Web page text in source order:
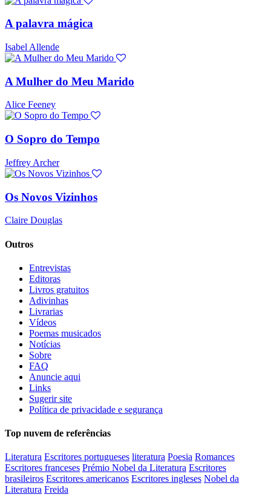
A palavra mágica
Isabel Allende
A Mulher do Meu Marido
Alice Feeney
O Sopro do Tempo
Jeffrey Archer
Os Novos Vizinhos
Claire Douglas
Outros
Entrevistas
Editoras
Livros gratuitos
Adivinhas
Livrarias
Vídeos
Poemas musicados
Notícias
Sobre
FAQ
Anuncie aqui
Links
Sugerir site
Política de privacidade e segurança
Top nuvem de referências
Literatura Escritores portugueses literatura Poesia Romances
Escritores franceses Prémio Nobel da Literatura Escritores
brasileiros Escritores americanos Escritores ingleses Nobel da
Literatura Freida